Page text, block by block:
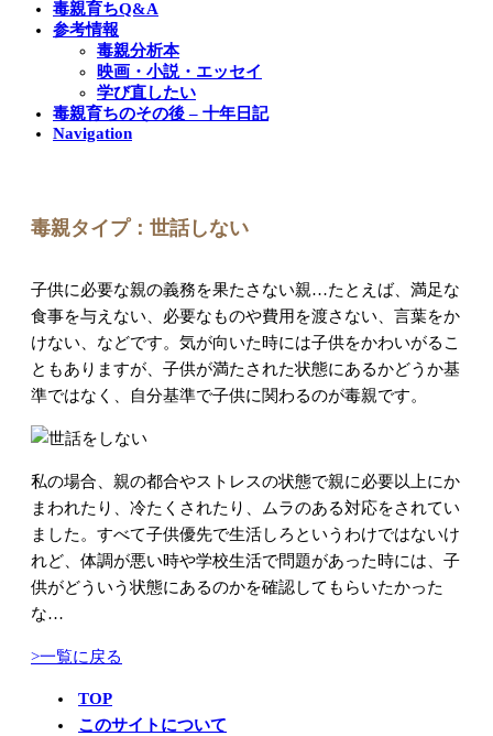
毒親育ちQ&A
参考情報
毒親分析本
映画・小説・エッセイ
学び直したい
毒親育ちのその後 – 十年日記
Navigation
毒親タイプ：世話しない
子供に必要な親の義務を果たさない親…たとえば、満足な
食事を与えない、必要なものや費用を渡さない、言葉をか
けない、などです。気が向いた時には子供をかわいがるこ
ともありますが、子供が満たされた状態にあるかどうか基
準ではなく、自分基準で子供に関わるのが毒親です。
私の場合、親の都合やストレスの状態で親に必要以上にか
まわれたり、冷たくされたり、ムラのある対応をされてい
ました。すべて子供優先で生活しろというわけではないけ
れど、体調が悪い時や学校生活で問題があった時には、子
供がどういう状態にあるのかを確認してもらいたかった
な…
>一覧に戻る
TOP
このサイトについて